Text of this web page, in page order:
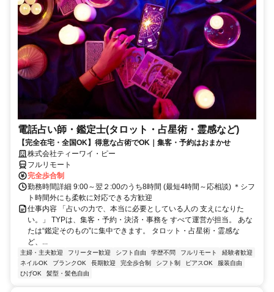
電話占い師・鑑定士(タロット・占星術・霊感など)
【完全在宅・全国OK】得意な占術でOK｜集客・予約はおまかせ
株式会社ティーワイ・ピー
フルリモート
完全歩合制
勤務時間詳細 9:00～翌２:00のうち8時間 (最短4時間～応相談) ＊シフ
ト時間外にも柔軟に対応できる方歓迎
仕事内容 「占いの力で、本当に必要としている人の 支えになりた
い。」 TYPは、集客・予約・決済・事務を すべて運営が担当。 あな
たは“鑑定そのもの”に集中できます。 タロット・占星術・霊感な
ど、...
主婦・主夫歓迎 フリーター歓迎 シフト自由 学歴不問 フルリモート
経験者歓迎
ネイルOK
ブランクOK 長期歓迎 完全歩合制 シフト制 ピアスOK
服装自由
ひげOK
髪型・髪色自由